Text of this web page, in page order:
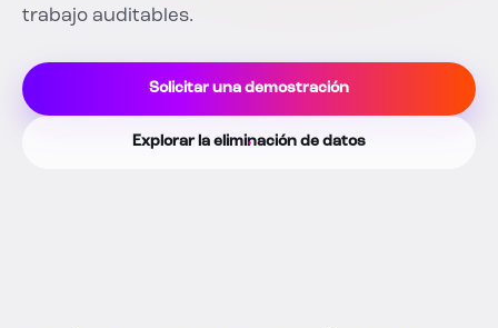
trabajo auditables.
Solicitar una demostración
Explorar la eliminación de datos